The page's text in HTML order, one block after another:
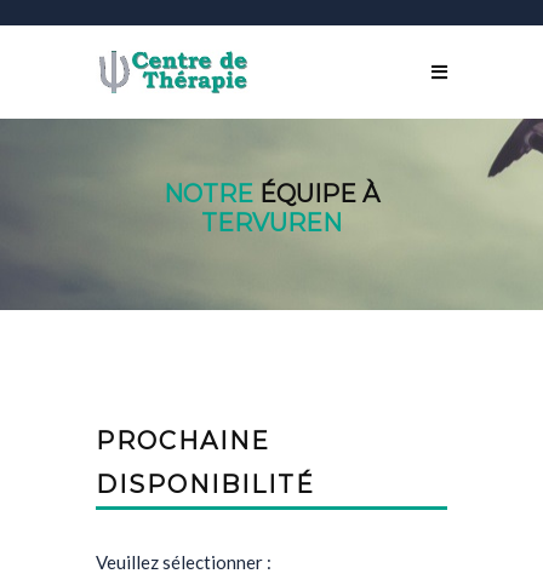
NOTRE ÉQUIPE À
TERVUREN
PROCHAINE
DISPONIBILITÉ
Veuillez sélectionner :